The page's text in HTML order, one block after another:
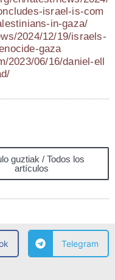
​i​s​r​a​e​l​-​i​s​-​c​o​m​
​i​n​-​g​a​za/
​2​0​2​4​/​1​2​/​1​9​/​i​s​r​a​e​l​s​-​
​g​aza
​2​0​2​3​/​0​6​/​1​6​/​d​a​n​i​e​l​-​e​l​l​
guztiak / Todos los
artículos
Telegram